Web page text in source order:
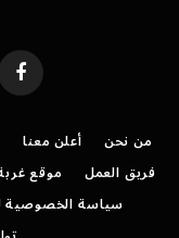
من نحن أعلن معنا
فريق العمل
موقع
سياسة الخصوصية